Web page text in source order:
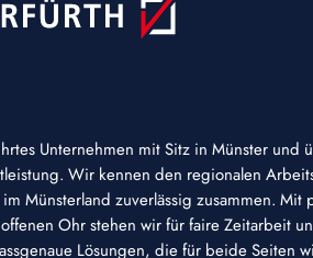
Unternehmen mit Sitz in Münster und
Wir kennen den regionalen
Münsterland zuverlässig zusammen. Mit
Ohr stehen wir für faire Zeitarbeit
Lösungen, die für beide Seiten